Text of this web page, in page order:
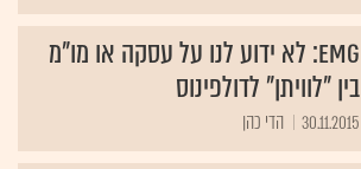
EMG: לא ידוע לנו על עסקה או מו"מ
בין "לוויתן" לדולפינוס
30.11.2015 הדי כהן